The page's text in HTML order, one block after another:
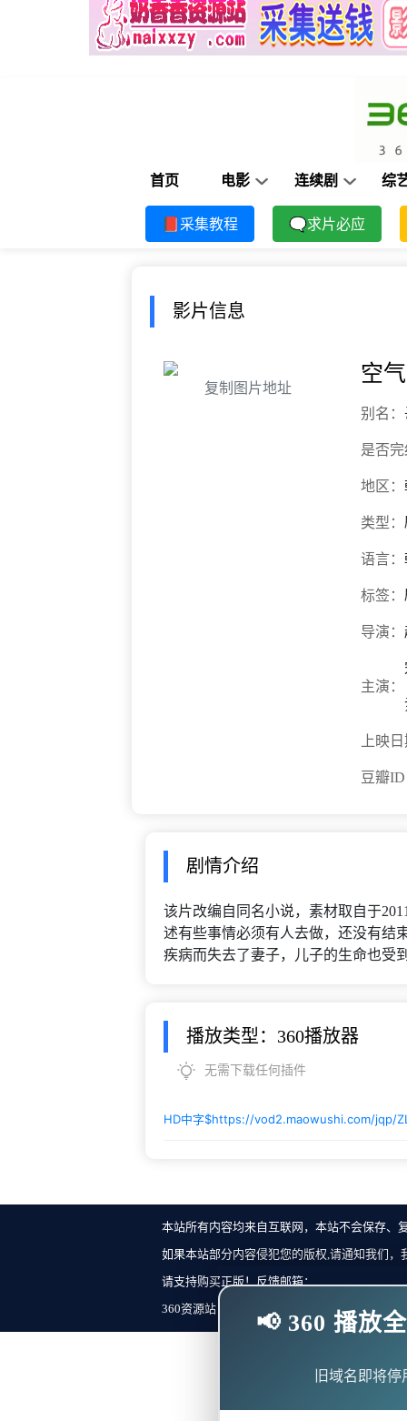
首页 电影 连续剧 综
📕采集教程 🗨求片必应
影片信息
复制图片地址
空
别名：
是否
地区：
类型：
语言：
标签：
导演：
主演：
上映
豆瓣
剧情介绍
该片改编自同名小说，素材取自于
述有些事情必须有人去做，还没有结
疾病而失去了妻子，儿子的生命也受
播放类型：360播放器
无需下载任何插件
HD中字$https://vod2.maowushi.com/jqp/
本站所有内容均来自互联网，本站不会保存、
如果本站部分内容侵犯您的版权,请通知我们
请支持购买正版！反馈邮箱：
360资源站 Copyright ©2018-2023 All Rights
📢 360 播放
旧域名即将